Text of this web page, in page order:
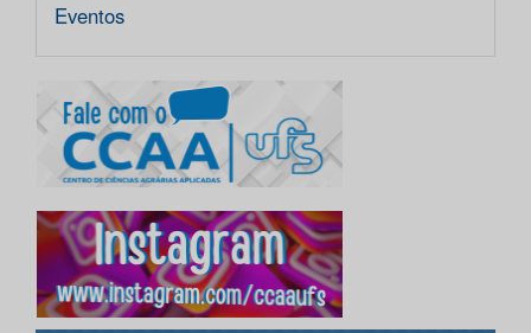
Eventos